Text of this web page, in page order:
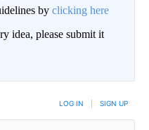
by clicking here
idea, please submit it
LOG IN SIGN UP